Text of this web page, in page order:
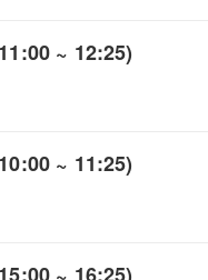
~ 12:25)
~ 11:25)